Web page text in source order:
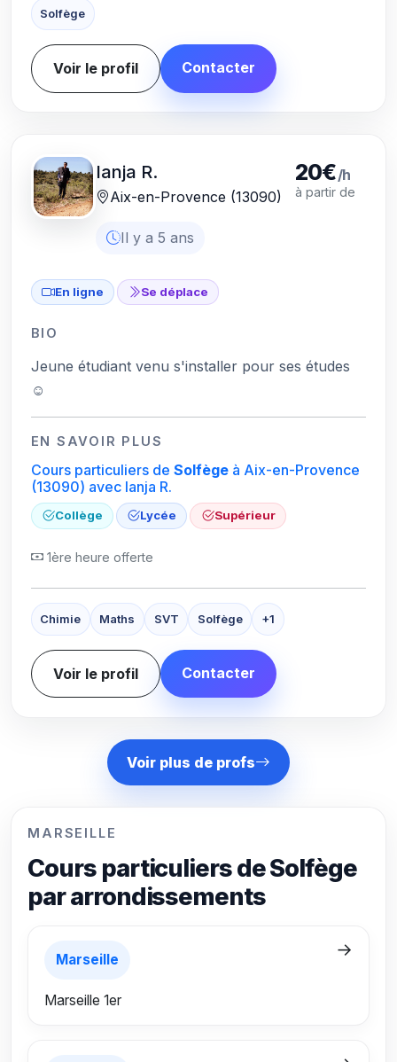
Solfège
Voir le profil Contacter
Ianja R.
Aix-en-Provence (13090)
Il y a 5 ans
20€/h
à partir de
En ligne Se déplace
BIO
Jeune étudiant venu s'installer pour ses études
☺️
EN SAVOIR PLUS
Cours particuliers de Solfègeà Aix-en-Provence
(13090) avec Ianja R.
Collège Lycée Supérieur
1ère heure offerte
Chimie Maths SVT Solfège +1
Voir le profil Contacter
Voir plus de profs
MARSEILLE
Cours particuliers de Solfège
par arrondissements
Marseille
Marseille 1er
→